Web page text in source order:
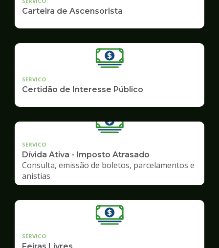
Carteira de Ascensorista
SERVICO
Certidão de Interesse Público
SERVICO
Dívida Ativa - Imposto Atrasado
Consulta, emissão de boletos, parcelamentos e
anistias
SERVICO